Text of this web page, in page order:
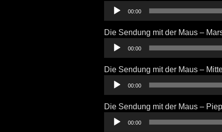
Audio-
Player
00:00
Die Sendung mit der Maus –
Audio-
Player
00:00
Die Sendung mit der Maus –
Audio-
Player
00:00
Die Sendung mit der Maus –
Audio-
Player
00:00